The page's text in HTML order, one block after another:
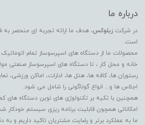
درباره ما
در شرکت زیلوکس، هدف ما ارائه تجربه ای منحصر به
است.
محصولات ما از دستگاه های اسپرسوساز تمام اتوماتیک
خانه و محل کار ، تا دستگاه های اسپرسوساز صنعتی
رستوران ها، کافه ها، هتل ها، ادارات، اماکن ورزشی،
اجلاس ها و... انواع گوناگونی را شامل می شود.
همچنین با تکیه بر تکنولوژی های نوین دستگاه های
امکاناتی همچون قابلیت برنامه ریزی سیستم
ما به عملکرد برتر و رضایت مشتریان تاکید داریم و